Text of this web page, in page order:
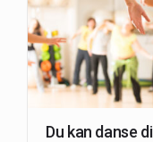
Du kan danse